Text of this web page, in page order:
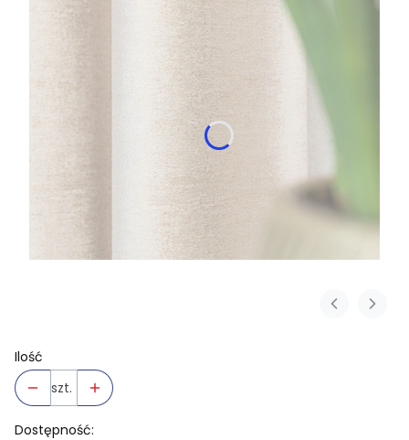
Ilość
szt.
Dostępność: